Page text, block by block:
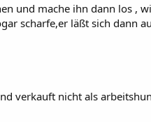
und mache ihn dann los ,
scharfe,er läßt sich dann
verkauft nicht als